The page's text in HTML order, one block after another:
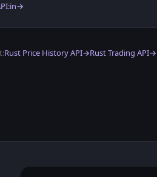
→
Rust Price History API→Rust Trading API→